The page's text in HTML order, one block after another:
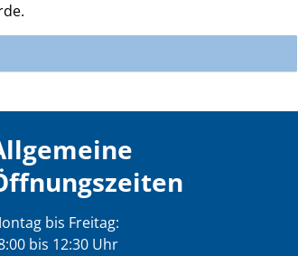
bis Freitag:
bis 12:30 Uhr